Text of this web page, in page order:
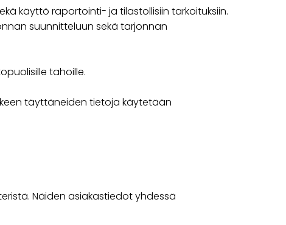
käyttö raportointi- ja tilastollisiin tarkoituksiin.
suunnitteluun sekä tarjonnan
tahoille.
täyttäneiden tietoja käytetään
Näiden asiakastiedot yhdessä